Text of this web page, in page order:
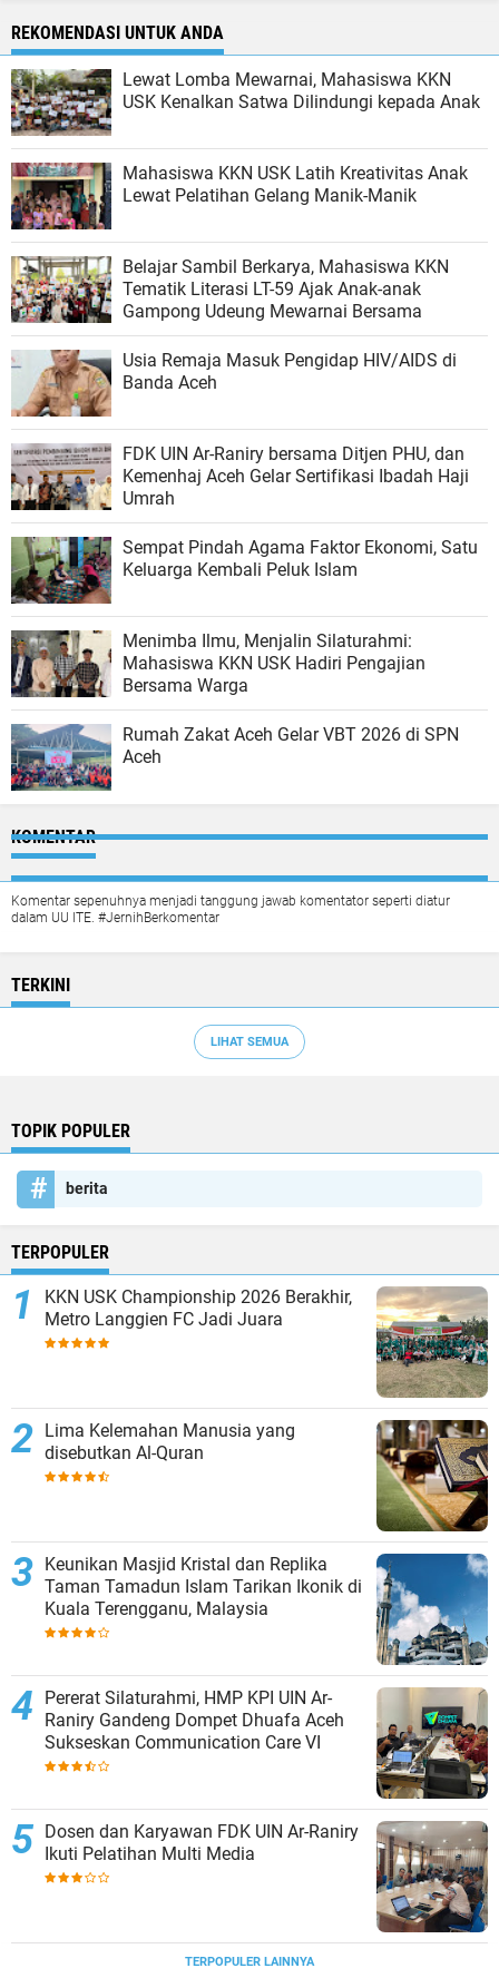
REKOMENDASI UNTUK ANDA
Lewat Lomba Mewarnai, Mahasiswa KKN
USK Kenalkan Satwa Dilindungi kepada Anak
Mahasiswa KKN USK Latih Kreativitas Anak
Lewat Pelatihan Gelang Manik-Manik
Belajar Sambil Berkarya, Mahasiswa KKN
Tematik Literasi LT-59 Ajak Anak-anak
Gampong Udeung Mewarnai Bersama
Usia Remaja Masuk Pengidap HIV/AIDS di
Banda Aceh
FDK UIN Ar-Raniry bersama Ditjen PHU, dan
Kemenhaj Aceh Gelar Sertifikasi Ibadah Haji
Umrah
Sempat Pindah Agama Faktor Ekonomi, Satu
Keluarga Kembali Peluk Islam
Menimba Ilmu, Menjalin Silaturahmi:
Mahasiswa KKN USK Hadiri Pengajian
Bersama Warga
Rumah Zakat Aceh Gelar VBT 2026 di SPN
Aceh
KOMENTAR
Komentar sepenuhnya menjadi tanggung jawab komentator seperti diatur
dalam UU ITE. #JernihBerkomentar
TERKINI
LIHAT SEMUA
TOPIK POPULER
berita
TERPOPULER
KKN USK Championship 2026 Berakhir,
Metro Langgien FC Jadi Juara
Lima Kelemahan Manusia yang
disebutkan Al-Quran
Keunikan Masjid Kristal dan Replika
Taman Tamadun Islam Tarikan Ikonik di
Kuala Terengganu, Malaysia
Pererat Silaturahmi, HMP KPI UIN Ar-
Raniry Gandeng Dompet Dhuafa Aceh
Sukseskan Communication Care VI
Dosen dan Karyawan FDK UIN Ar-Raniry
Ikuti Pelatihan Multi Media
TERPOPULER LAINNYA